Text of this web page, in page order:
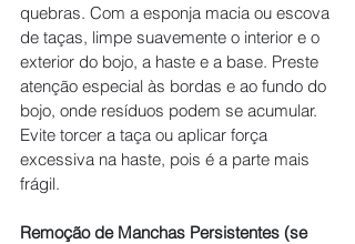
quebras. Com a esponja macia ou escova
de taças, limpe suavemente o interior e o
exterior do bojo, a haste e a base. Preste
atenção especial às bordas e ao fundo do
bojo, onde resíduos podem se acumular.
Evite torcer a taça ou aplicar força
excessiva na haste, pois é a parte mais
frágil.
Remoção de Manchas Persistentes (se